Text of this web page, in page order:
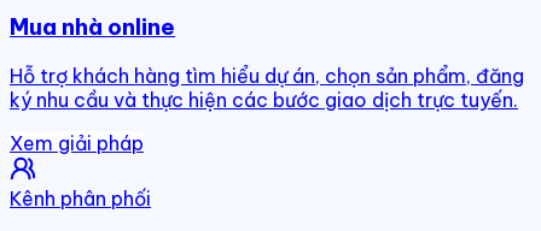
Mua nhà online
Hỗ trợ khách hàng tìm hiểu dự án, chọn sản phẩm, đăng
ký nhu cầu và thực hiện các bước giao dịch trực tuyến.
Xem giải pháp
Kênh phân phối